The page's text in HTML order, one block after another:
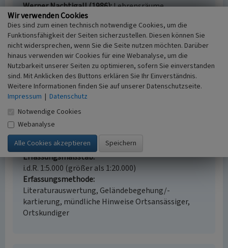
Werner Nachtigall (1986) Lebrensräume.
Mitteleuropäische Landschaften und Ökosysteme.
München.
Tümpel an der alten Mühle bei Börfink
Schlagwörter
Tümpel Weiher
Ort
54422 Börfink - Börfink
Fachsicht(en)
Landeskunde
Erfassungsmaßstab
i.d.R. 1:5.000 (größer als 1:20.000)
Erfassungsmethode
Literaturauswertung, Geländebegehung/-
kartierung, mündliche Hinweise Ortsansässiger,
Ortskundiger
Wir verwenden Cookies
Dies sind zum einen technisch notwendige Cookies, um die
Funktionsfähigkeit der Seiten sicherzustellen. Diesen können Sie
nicht widersprechen, wenn Sie die Seite nutzen möchten. Darüber
hinaus verwenden wir Cookies für eine Webanalyse, um die
Nutzbarkeit unserer Seiten zu optimieren, sofern Sie einverstanden
sind. Mit Anklicken des Buttons erklären Sie Ihr Einverständnis.
Weitere Informationen finden Sie auf unserer Datenschutzseite.
Impressum | Datenschutz
Notwendige Cookies
Webanalyse